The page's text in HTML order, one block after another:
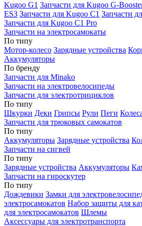
Kugoo G1 Запчасти для Kugoo G-
ES3 Запчасти для Kugoo C1 Запчасти
Запчасти для Kugoo C1 Pro
Запчасти на электросамокаты
По типу
Мотор-колесо Зарядные устройства
Аккумуляторы
По бренду
Запчасти для Minako
Запчасти на электровелосипеды
Запчасти для электротрициклов
По типу
Шкурки Деки Грипсы Рули Пеги
Запчасти для трюковых самокатов
По типу
Аккумуляторы Зарядные устройства
Запчасти на сигвей
По типу
Зарядные устройства Аккумуляторы
Запчасти на гироскутер
По типу
Дождевики Замки для
электросамокатов Набор защиты для
для электросамокатов Шлемы
Аксессуары для электротранспорта